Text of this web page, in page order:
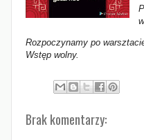
Rozpoczynamy po
Wstęp wolny.
Brak komentarzy: